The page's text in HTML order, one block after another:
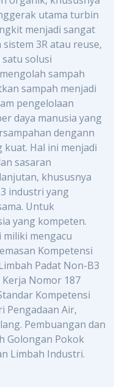
utama turbin
menjadi sangat
3R atau reuse,
satu solusi
sampah
sampah menjadi
pengelolaan
daya manusia yang
dengann
Hal ini menjadi
sasaran
khususnya
industri yang
Untuk
yang kompeten.
mengacu
Kompetensi
Padat Non-B3
Nomor 187
Kompetensi
Pengadaan Air,
Pembuangan dan
Golongan Pokok
Limbah Industri.